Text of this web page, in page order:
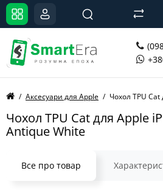
Аксесуари для Apple Чохол TPU
Чохол TPU Cat для Apple
Antique White
Все про товар